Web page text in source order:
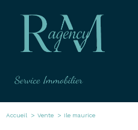
Accueil Vente Ile maurice